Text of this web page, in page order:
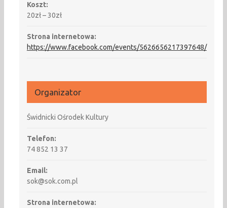
Koszt:
20zł – 30zł
Strona internetowa:
https://www.facebook.com/events/5626656217397648/
Organizator
Świdnicki Ośrodek Kultury
Telefon:
74 852 13 37
Email:
sok@sok.com.pl
Strona internetowa: